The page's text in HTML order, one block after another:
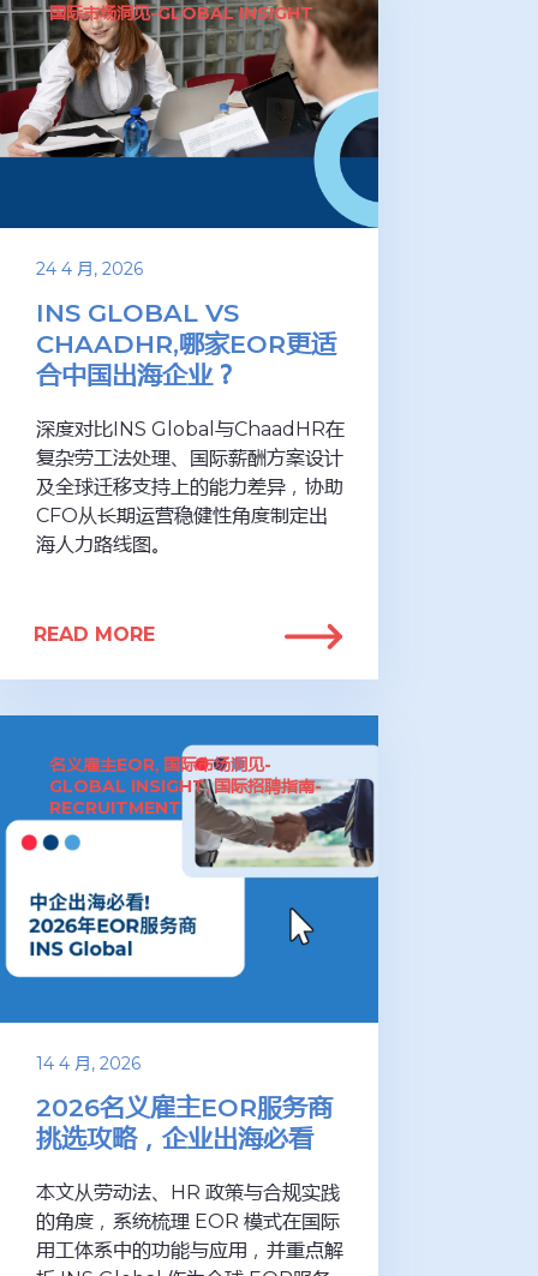
国际市场洞见-GLOBAL INSIGHT
24 4 月, 2026
INS GLOBAL VS
CHAADHR,哪家EOR更适
合中国出海企业？
深度对比INS Global与ChaadHR在
复杂劳工法处理、国际薪酬方案设计
及全球迁移支持上的能力差异，协助
CFO从长期运营稳健性角度制定出
海人力路线图。
READ MORE
名义雇主EOR, 国际市场洞见-
GLOBAL INSIGHT,国际招聘指南-
RECRUITMENT
14 4 月, 2026
2026名义雇主EOR服务商
挑选攻略，企业出海必看
本文从劳动法、HR 政策与合规实践
的角度，系统梳理 EOR 模式在国际
用工体系中的功能与应用，并重点解